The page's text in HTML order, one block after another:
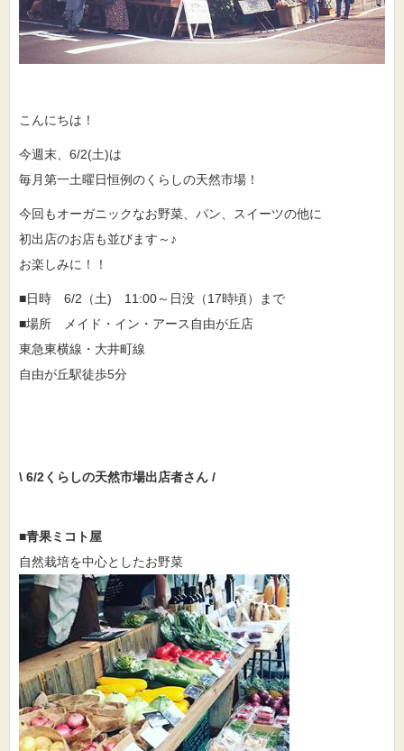
こんにちは！
今週末、6/2(土)は
毎月第一土曜日恒例のくらしの天然市場！
今回もオーガニックなお野菜、パン、スイーツの他に
初出店のお店も並びます～♪
お楽しみに！！
■日時 6/2（土) 11:00～日没（17時頃）まで
■場所 メイド・イン・アース自由が丘店
東急東横線・大井町線
自由が丘駅徒歩5分
\ 6/2くらしの天然市場出店者さん /
■青果ミコト屋
自然栽培を中心としたお野菜